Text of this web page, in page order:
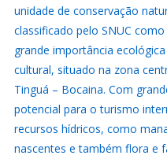
unidade de conservação
classificado pelo SNUC
grande importância ecológica
cultural, situado na zona
Tinguá – Bocaina. Com
potencial para o turismo
recursos hídricos, como
nascentes e também flora e